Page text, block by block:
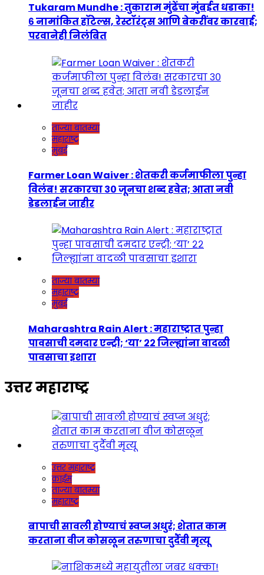
Tukaram Mundhe : तुकाराम मुंढेंचा मुंबईत धडाका!
६ नामांकित हॉटेल्स, रेस्टॉरंट्स आणि बेकरींवर कारवाई;
परवानेही निलंबित
ताज्या बातम्या
महाराष्ट्र
मुंबई
Farmer Loan Waiver : शेतकरी कर्जमाफीला पुन्हा
विलंब! सरकारचा ३० जूनचा शब्द हवेत; आता नवी
डेडलाईन जाहीर
ताज्या बातम्या
महाराष्ट्र
मुंबई
Maharashtra Rain Alert : महाराष्ट्रात पुन्हा
पावसाची दमदार एन्ट्री; ‘या’ २२ जिल्ह्यांना वादळी
पावसाचा इशारा
उत्तर महाराष्ट्र
उत्तर महाराष्ट्र
क्राईम
ताज्या बातम्या
महाराष्ट्र
बापाची सावली होण्याचं स्वप्न अधुरं; शेतात काम
करताना वीज कोसळून तरुणाचा दुर्दैवी मृत्यू